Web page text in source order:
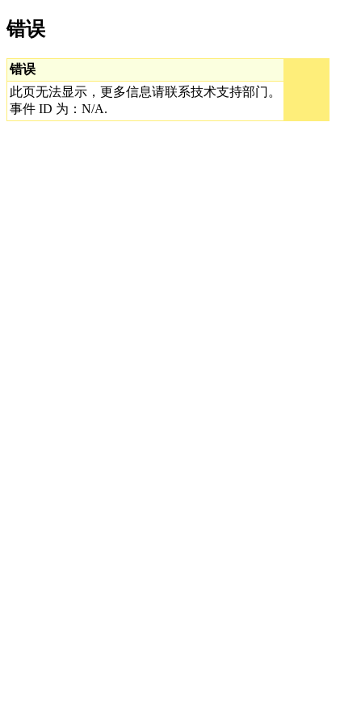
错误
错误
此页无法显示，更多信息请联系技术支持部门。
事件 ID 为：N/A.